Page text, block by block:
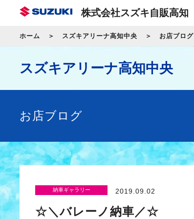
株式会社スズキ自販高知
ホーム スズキアリーナ高知中央 お店ブログ
スズキアリーナ高知中央
お店ブログ
納車ギャラリー 2019.09.02
☆＼バレーノ納車／☆